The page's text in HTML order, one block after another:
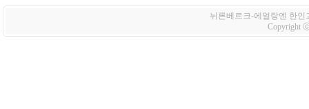
뉘른베르크-에얼랑엔 한인
Copyright